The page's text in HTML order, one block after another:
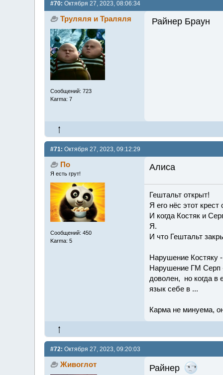
#70: Октября 27, 2023, 08:06:34
Труляля и Траляля
Сообщений: 723
Karma: 7
Райнер Браун
#71: Октября 27, 2023, 09:12:29
По
Я есть грут!
Сообщений: 450
Karma: 5
Алиса
Гештальт открыт!
Я его нёс этот
И когда Костяк и
Я.
И что Гештальт
Нарушение Костяку
Нарушение ГМ Серп -
доволен, но когда в
язык себе в ...
Карма не минуема,
#72: Октября 27, 2023, 09:20:03
Живоглот Райнер